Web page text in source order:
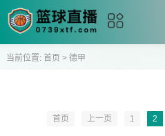
当前位置: 首页 > 德甲
首页 上一页 1 2